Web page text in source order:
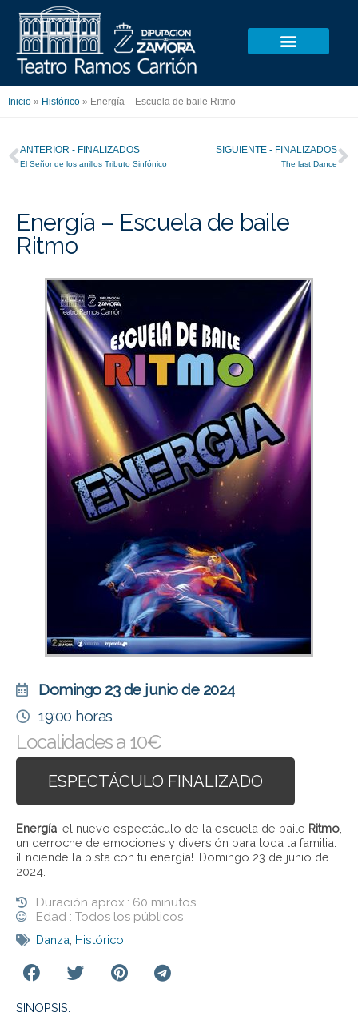
contenido
Inicio » Histórico » Energía – Escuela de baile Ritmo
Ant
ANTERIOR - FINALIZADOS
El Señor de los anillos Tributo Sinfónico
SIGUIENTE - FINALIZADOS
The last Dance
Energía – Escuela de baile
Ritmo
Domingo 23 de junio de 2024
19:00 horas
Localidades a 10€
ESPECTÁCULO FINALIZADO
Energía , el nuevo espectáculo de la escuela de baile Ritmo
un derroche de emociones y diversión para toda la familia.
¡Enciende la pista con tu energía!. Domingo 23 de junio de
2024.
Duración aprox.: 60 minutos
Edad : Todos los públicos
Danza Histórico
SINOPSIS: